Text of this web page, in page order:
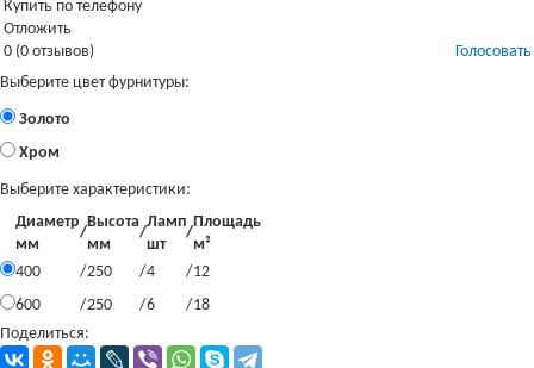
Купить по телефону
Отложить
Голосовать
0 (0 отзывов)
Выберите цвет фурнитуры:
Золото
Хром
Выберите характеристики:
Диаметр
мм
/
Высота
мм
/
Ламп
шт
/
Площадь
м²
400
/250 /4 /12
600
/250 /6 /18
Поделиться: